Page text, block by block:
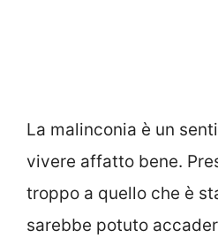
La malinconia è un
vivere affatto bene.
troppo a quello che è
sarebbe potuto